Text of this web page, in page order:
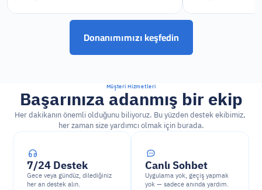
Donanımımızı keşfedin
Müşteri Hizmetleri
Başarınıza adanmış bir ekip
Her dakikanın önemli olduğunu biliyoruz. Bu yüzden destek ekibimiz,
her zaman size yardımcı olmak için burada.
7/24 Destek
Gece veya gündüz, dilediğiniz
her an destek alın.
Canlı Sohbet
Uygulama yok, geçiş yapmak
yok — sadece anında yardım.